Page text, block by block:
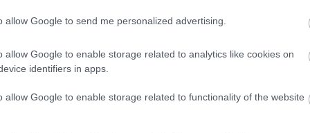
allow Google to send me personalized advertising.
allow Google to enable storage related to analytics like cookies on
identifiers in apps.
allow Google to enable storage related to functionality of the website
tartsunk össze. Hinnünk kell a
hogy aztán